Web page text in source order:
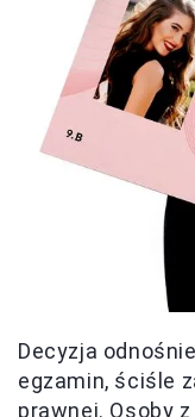
Decyzja
egzamin, ściśle
prawnej. Osoby